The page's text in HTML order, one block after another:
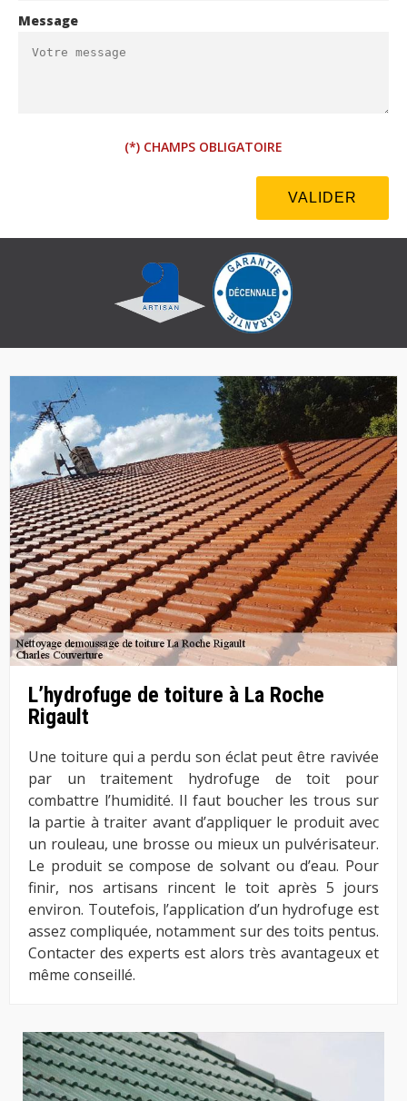
Message
(*) CHAMPS OBLIGATOIRE
L’hydrofuge de toiture à La Roche
Rigault
Une toiture qui a perdu son éclat peut être ravivée
par un traitement hydrofuge de toit pour
combattre l’humidité. Il faut boucher les trous sur
la partie à traiter avant d’appliquer le produit avec
un rouleau, une brosse ou mieux un pulvérisateur.
Le produit se compose de solvant ou d’eau. Pour
finir, nos artisans rincent le toit après 5 jours
environ. Toutefois, l’application d’un hydrofuge est
assez compliquée, notamment sur des toits pentus.
Contacter des experts est alors très avantageux et
même conseillé.